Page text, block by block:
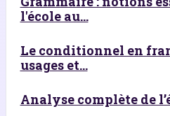
l'école au...
Le conditionnel en
usages et...
Analyse complète de